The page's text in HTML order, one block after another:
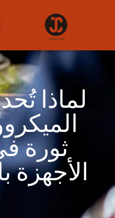
لماذا
ثورة
الأجهزة
عام 2025؟